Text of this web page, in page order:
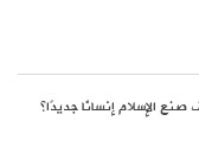
صنع الإسلام إنسانًا جديدًا؟